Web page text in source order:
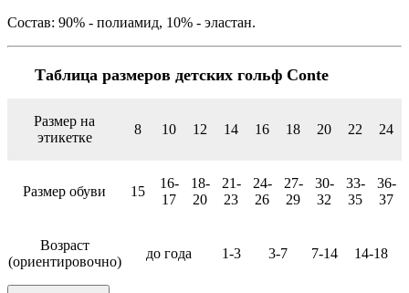
Состав: 90% - полиамид, 10% - эластан.
Таблица размеров детских гольф Conte
Размер на
этикетке
8 10 12 14 16 18 20 22 24
Размер обуви 15
16-
17
18-
20
21-
23
24-
26
27-
29
30-
32
33-
35
36-
37
Возраст
(ориентировочно)
до года 1-3 3-7 7-14 14-18